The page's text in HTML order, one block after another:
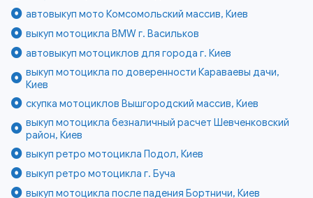
автовыкуп мото Комсомольский массив, Киев
выкуп мотоцикла BMW г. Васильков
автовыкуп мотоциклов для города г. Киев
выкуп мотоцикла по доверенности Караваевы дачи,
Киев
скупка мотоциклов Вышгородский массив, Киев
выкуп мотоцикла безналичный расчет Шевченковский
район, Киев
выкуп ретро мотоцикла Подол, Киев
выкуп ретро мотоцикла г. Буча
выкуп мотоцикла после падения Бортничи, Киев